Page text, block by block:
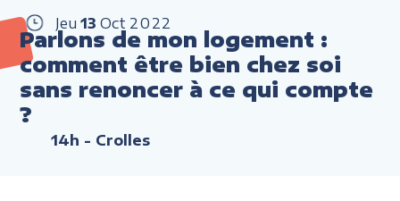
Jeu 13 Oct 2022
Parlons de mon logement :
comment être bien chez soi
sans renoncer à ce qui compte
?
14h - Crolles